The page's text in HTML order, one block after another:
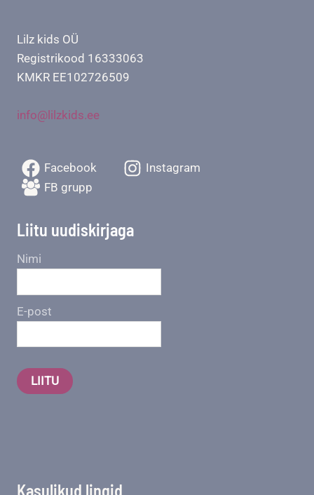
Lilz kids OÜ
Registrikood 16333063
KMKR EE102726509
info@lilzkids.ee
Facebook
Instagram
FB grupp
Liitu uudiskirjaga
Nimi
E-post
LIITU
Kasulikud lingid